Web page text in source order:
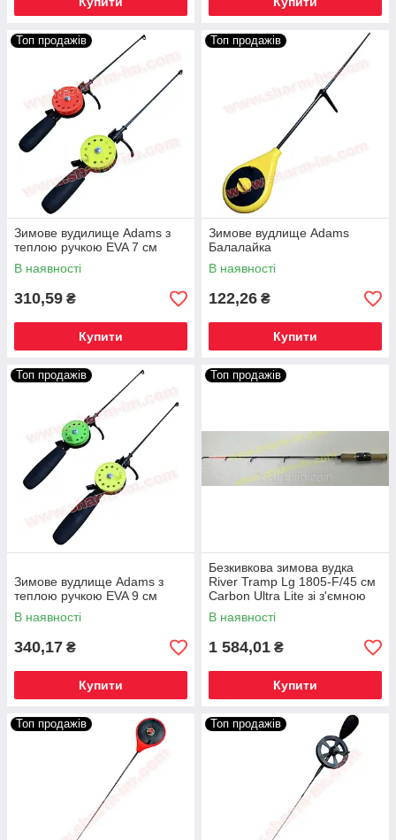
Топ продажів
Зимове вудилище Adams з
теплою ручкою EVA 7 см
В наявності
310,59 ₴
Купити
Топ продажів
Зимове вудлище Adams
Балалайка
В наявності
122,26 ₴
Купити
Топ продажів
Зимове вудлище Adams з
теплою ручкою EVA 9 см
В наявності
340,17 ₴
Купити
Топ продажів
Безкивкова зимова вудка
River Tramp Lg 1805-F/45 см
Carbon Ultra Lite зі з'ємною
ручкою
В наявності
1 584,01 ₴
Купити
Топ продажів Топ продажів